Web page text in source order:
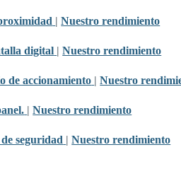
|Nuestro rendimiento
digital |Nuestro rendimiento
de accionamiento |Nuestro
|Nuestro rendimiento
seguridad |Nuestro rendimiento